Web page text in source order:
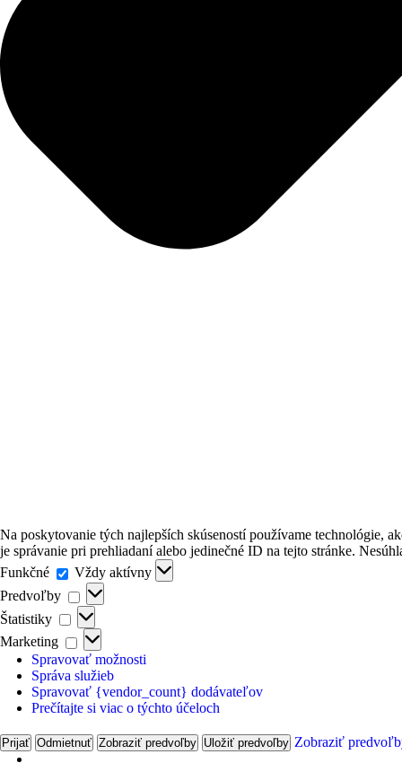
Na poskytovanie tých najlepších skúseností používame technológie,
je správanie pri prehliadaní alebo jedinečné ID na tejto stránke.
Funkčné
F
u
n
k
č
n
é
Vždy aktívny
Predvoľby
P
r
e
d
v
o
ľ
b
Štatistiky
Š
t
a
t
i
s
t
k
Marketing
M
a
r
k
e
t
i
n
Spravovať možnosti
Správa služieb
Spravovať {vendor_count} dodávateľov
Prečítajte si viac o týchto účeloch
Prijať Odmietnuť Zobraziť predvoľby Uložiť predvoľby Zobraziť